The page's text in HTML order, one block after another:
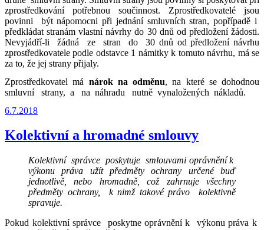
zprostředkování potřebnou součinnost. Zprostředkovatelé jsou
povinni být nápomocni při jednání smluvních stran, popřípadě i
předkládat stranám vlastní návrhy do 30 dnů od předložení žádosti.
Nevyjádří-li žádná ze stran do 30 dnů od předložení návrhu
zprostředkovatele podle odstavce 1 námitky k tomuto návrhu, má se
za to, že jej strany přijaly.
Zprostředkovatel má nárok na odměnu, na které se dohodnou
smluvní strany, a na náhradu nutně vynaložených nákladů.
Publikováno
6.7.2018
Kolektivní a hromadné smlouvy
Kolektivní správce poskytuje smlouvami oprávnění k
výkonu práva užít předměty ochrany určené buď
jednotlivě, nebo hromadně, což zahrnuje všechny
předměty ochrany, k nimž takové právo kolektivně
spravuje.
Pokud kolektivní správce poskytne oprávnění k výkonu práva k